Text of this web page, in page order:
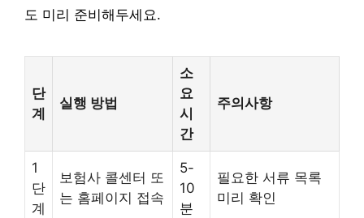
도 미리 준비해두세요.
단
계
실행 방법
소
요
시
간
주의사항
1
단
계
보험사 콜센터 또
는 홈페이지 접속
5-
10
분
필요한 서류 목록
미리 확인